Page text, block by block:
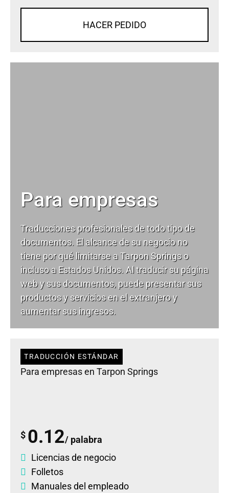
HACER PEDIDO
Para empresas
Traducciones profesionales de todo tipo de
documentos. El alcance de su negocio no
tiene por qué limitarse a Tarpon Springs o
incluso a Estados Unidos. Al traducir su página
web y sus documentos, puede presentar sus
productos y servicios en el extranjero y
aumentar sus ingresos.
TRADUCCIÓN ESTÁNDAR
Para empresas en Tarpon Springs
$ 0.12/ palabra
Licencias de negocio
Folletos
Manuales del empleado